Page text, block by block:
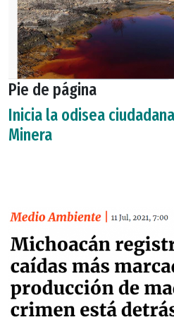
Pie de página
Inicia la odisea
Minera